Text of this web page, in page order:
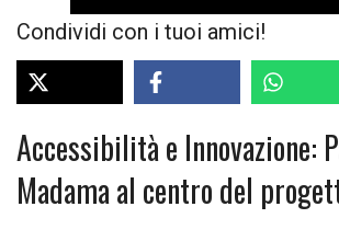
Condividi con i tuoi amici!
Accessibilità e Innovazione:
Madama al centro del